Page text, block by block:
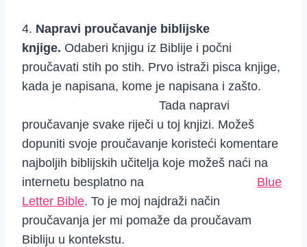
4. Napravi proučavanje biblijske
knjige. Odaberi knjigu iz Biblije i počni
proučavati stih po stih. Prvo istraži pisca knjige,
kada je napisana, kome je napisana i zašto.
Tada napravi
proučavanje svake riječi u toj knjizi. Možeš
dopuniti svoje proučavanje koristeći komentare
najboljih biblijskih učitelja koje možeš naći na
internetu besplatno na Blue
Letter Bible. To je moj najdraži način
proučavanja jer mi pomaže da proučavam
Bibliju u kontekstu.